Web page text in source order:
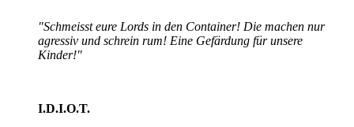
"Schmeisst eure Lords in den Container! Die machen nur
agressiv und schrein rum! Eine Gefärdung für unsere
Kinder!"
I.D.I.O.T.